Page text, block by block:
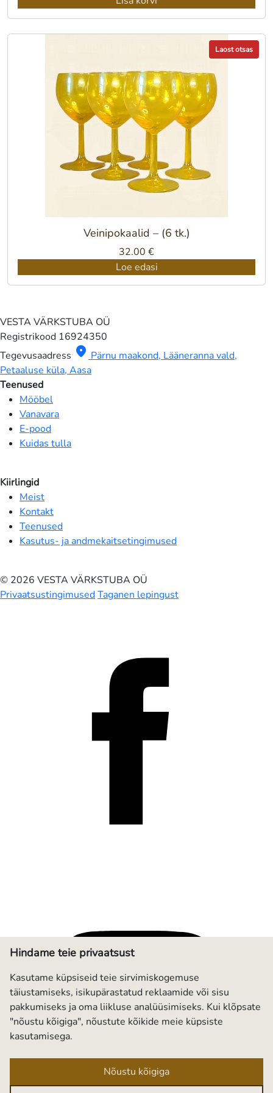
Laost otsas
Veinipokaalid – (6 tk.)
32.00 €
Loe edasi
VESTA VÄRKSTUBA OÜ
Registrikood 16924350
Tegevusaadress location_on Pärnu maakond, Lääneranna vald,
Petaaluse küla, Aasa
Teenused
Mööbel
Vanavara
E-pood
Kuidas tulla
Kiirlingid
Meist
Kontakt
Teenused
Kasutus- ja andmekaitsetingimused
© 2026 VESTA VÄRKSTUBA OÜ
PrivaatsustingimusedTaganen lepingust
Hindame teie privaatsust
Kasutame küpsiseid teie sirvimiskogemuse
täiustamiseks, isikupärastatud reklaamide või sisu
pakkumiseks ja oma liikluse analüüsimiseks. Kui klõpsate
"nõustu kõigiga", nõustute kõikide meie küpsiste
kasutamisega.
Nõustu kõigiga